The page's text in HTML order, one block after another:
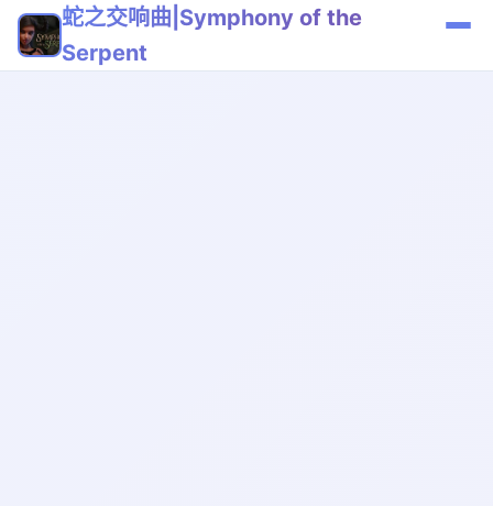
蛇之交响曲|Symphony of the
Serpent